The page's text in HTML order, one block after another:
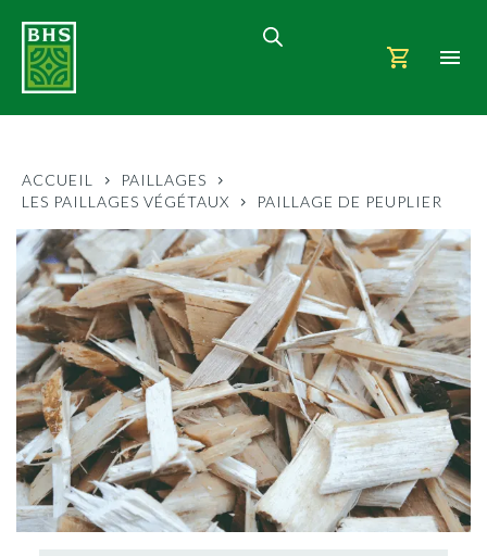
ACCUEIL
PAILLAGES
LES PAILLAGES VÉGÉTAUX
PAILLAGE DE PEUPLIER